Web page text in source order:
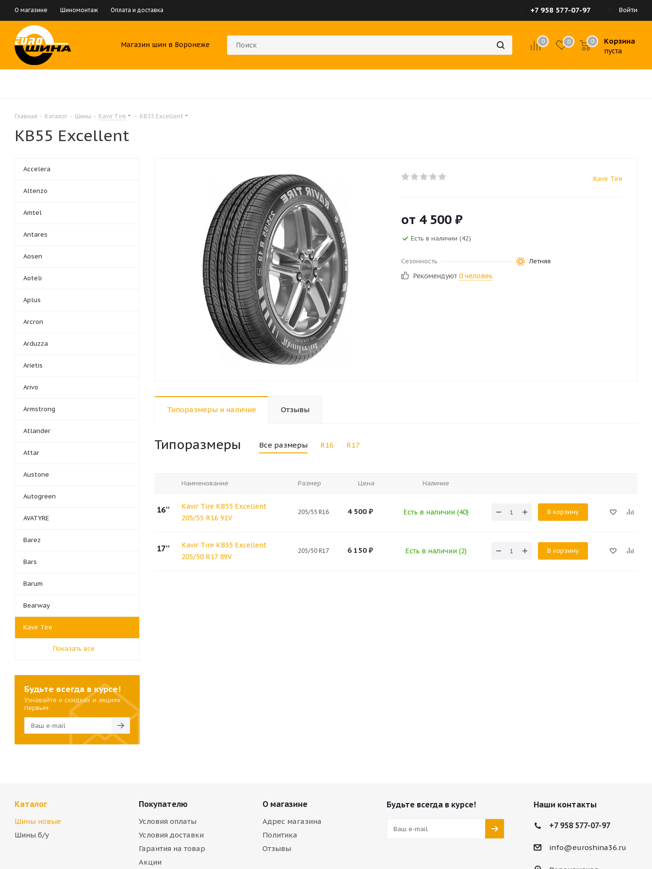
О магазине Шиномонтаж Оплата и доставка Войти
+7 958 577-07-97
Магазин шин в Воронеже 0 0 Корзина
пуста
0
Главная - Каталог - Шины - Kavir Tire - КВ55 Excellent
КВ55 Excellent
Kavir Tire
от 4 500 ₽
Есть в наличии (42)
Сезонность Летняя
Рекомендуют 0 человек
Типоразмеры и наличие Отзывы
Типоразмеры Все размеры R16 R17
Наименование Размер Цена Наличие
16''
Kavir Tire КВ55 Excellent
205/55 R16 91V
205/55 R16 4 500 ₽ Есть в наличии (40) В корзину
17''
Kavir Tire КВ55 Excellent
205/50 R17 89V
205/50 R17 6 150 ₽ Есть в наличии (2) В корзину
Accelera
Altenzo
Amtel
Antares
Aosen
Aoteli
Aplus
Arcron
Arduzza
Arietis
Arivo
Armstrong
Atlander
Attar
Austone
Autogreen
AVATYRE
Barez
Bars
Barum
Bearway
Kavir Tire
Показать все
Будьте всегда в курсе!
Узнавайте о скидках и акциях
первым
Каталог
Шины новые
Шины б/у
Покупателю
Условия оплаты
Условия доставки
Гарантия на товар
Акции
О магазине
Адрес магазина
Политика
Отзывы
Будьте всегда в курсе! Наши контакты
+7 958 577-07-97
info@euroshina36.ru